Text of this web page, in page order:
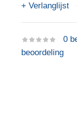
Verlanglijst
0
beoordeling